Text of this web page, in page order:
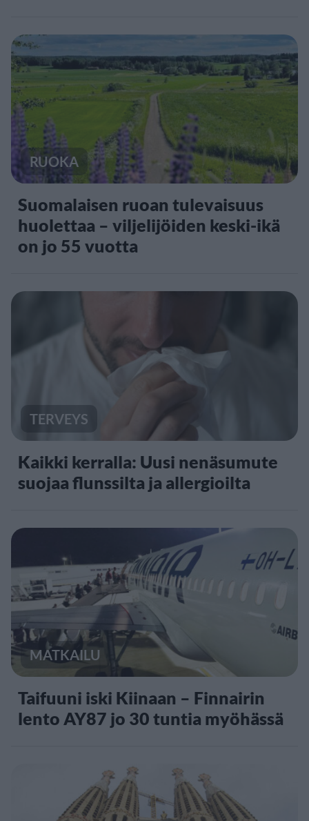
RUOKA
Suomalaisen ruoan tulevaisuus
huolettaa – viljelijöiden keski-ikä
on jo 55 vuotta
TERVEYS
Kaikki kerralla: Uusi nenäsumute
suojaa flunssilta ja allergioilta
MATKAILU
Taifuuni iski Kiinaan – Finnairin
lento AY87 jo 30 tuntia myöhässä